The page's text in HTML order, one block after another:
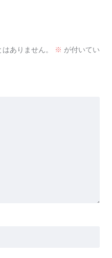
ありません。 ※ が付いてい